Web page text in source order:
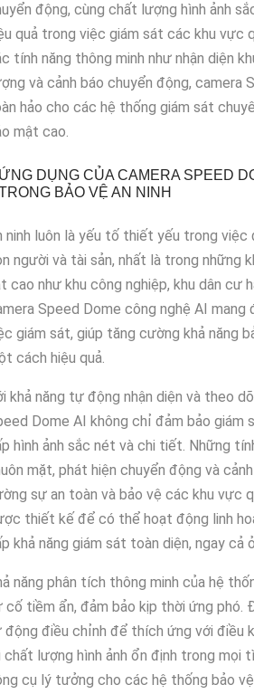
động, cùng chất lượng hình ảnh
quả trong việc giám sát các khu vực
tính năng thông minh như nhận diện
và cảnh báo chuyển động, camera
hảo cho các hệ thống giám sát
mật cao.
DỤNG CỦA CAMERA SPEED
BẢO VỆ AN NINH
ninh luôn là yếu tố thiết yếu trong việc
người và tài sản, nhất là trong những
cao như khu công nghiệp, khu dân cư
Speed Dome công nghệ AI mang
giám sát, giúp tăng cường khả năng
cách hiệu quả.
khả năng tự động nhận diện và theo
Dome AI không chỉ đảm bảo giám
hình ảnh sắc nét và chi tiết. Những
mặt, phát hiện chuyển động và
sự an toàn và bảo vệ các khu vực
thiết kế để có thể hoạt động linh
khả năng giám sát toàn diện, ngay cả
năng phân tích thông minh của hệ
cố tiềm ẩn, đảm bảo kịp thời ứng phó.
điều chỉnh để thích ứng với điều
lượng hình ảnh ổn định trong mọi
cụ lý tưởng cho các hệ thống bảo